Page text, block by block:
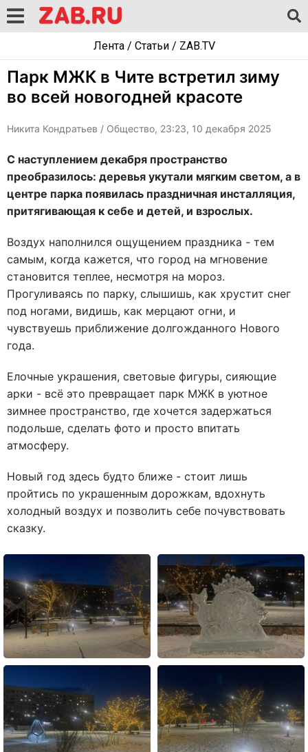
Лента/ Статьи/ ZAB.TV
Парк МЖК в Чите встретил зиму
во всей новогодней красоте
Никита Кондратьев / Общество, 23:23, 10 декабря 2025
С наступлением декабря пространство
преобразилось: деревья укутали мягким светом, а в
центре парка появилась праздничная инсталляция,
притягивающая к себе и детей, и взрослых.
Воздух наполнился ощущением праздника - тем
самым, когда кажется, что город на мгновение
становится теплее, несмотря на мороз.
Прогуливаясь по парку, слышишь, как хрустит снег
под ногами, видишь, как мерцают огни, и
чувствуешь приближение долгожданного Нового
года.
Елочные украшения, световые фигуры, сияющие
арки - всё это превращает парк МЖК в уютное
зимнее пространство, где хочется задержаться
подольше, сделать фото и просто впитать
атмосферу.
Новый год здесь будто ближе - стоит лишь
пройтись по украшенным дорожкам, вдохнуть
холодный воздух и позволить себе почувствовать
сказку.